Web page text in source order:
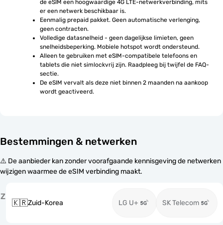
de eSIM een hoogwaardige 4G LTE-netwerkverbinding, mits
er een netwerk beschikbaar is.
Eenmalig prepaid pakket. Geen automatische verlenging,
geen contracten.
Volledige datasnelheid - geen dagelijkse limieten, geen
snelheidsbeperking. Mobiele hotspot wordt ondersteund.
Alleen te gebruiken met eSIM-compatibele telefoons en
tablets die niet simlockvrij zijn. Raadpleeg bij twijfel de FAQ-
sectie.
De eSIM vervalt als deze niet binnen 2 maanden na aankoop
wordt geactiveerd.
Bestemmingen & netwerken
⚠️ De aanbieder kan zonder voorafgaande kennisgeving de netwerken
wijzigen waarmee de eSIM verbinding maakt.
Z
🇰🇷Zuid-Korea LG U+ SK Telecom